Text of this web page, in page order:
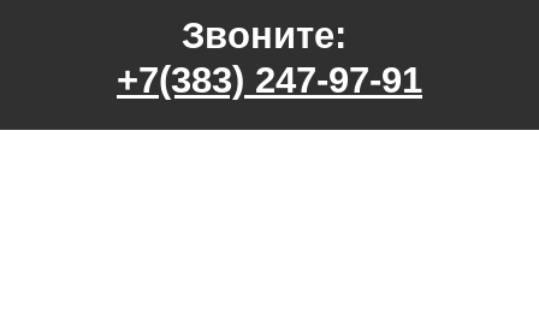
Звоните:
+7(383) 247-97-91